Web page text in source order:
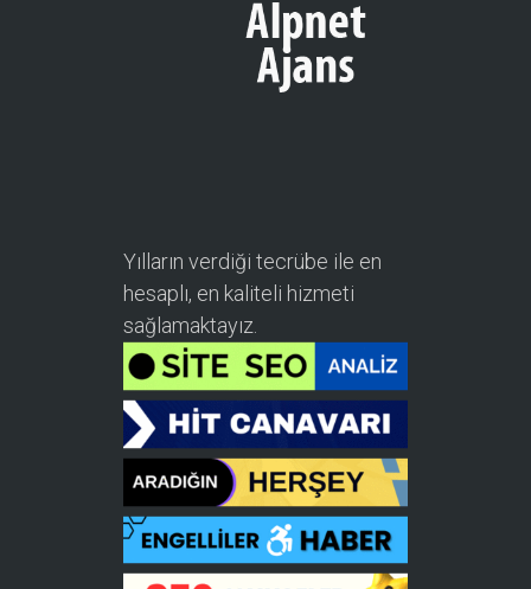
Yılların verdiği tecrübe ile en
hesaplı, en kaliteli hizmeti
sağlamaktayız.